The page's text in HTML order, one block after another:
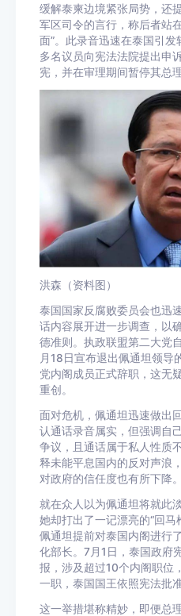
缓解泰柬边境紧张局势，还
军区司令的言行，称后者站
面”。此录音迅速在泰国引
多名议员向宪法法院提出申
宪，并在审理期间暂停其总理
洪森（资料图）
泰国国家反腐败委员会也迅
话内容展开进一步调查，以
德准则。执政联盟第二大党
月18日宣布退出佩通坦领导
党内阁成员正式辞职，这无
重创。
面对危机，佩通坦迅速做出
认通话录音属实，但强调自
争议，且通话属于私人性质
释未能平息国内的反对声浪
对政府的信任度也有所下降。
就在众人以为佩通坦将就此
她却打出了一记漂亮的“回马
佩通坦提前对泰国内阁进行
化部长。7月1日，泰国政府
报，涉及超过10个内阁职位
一职，泰国国王依照宪法批
这一举措堪称精妙，即便总